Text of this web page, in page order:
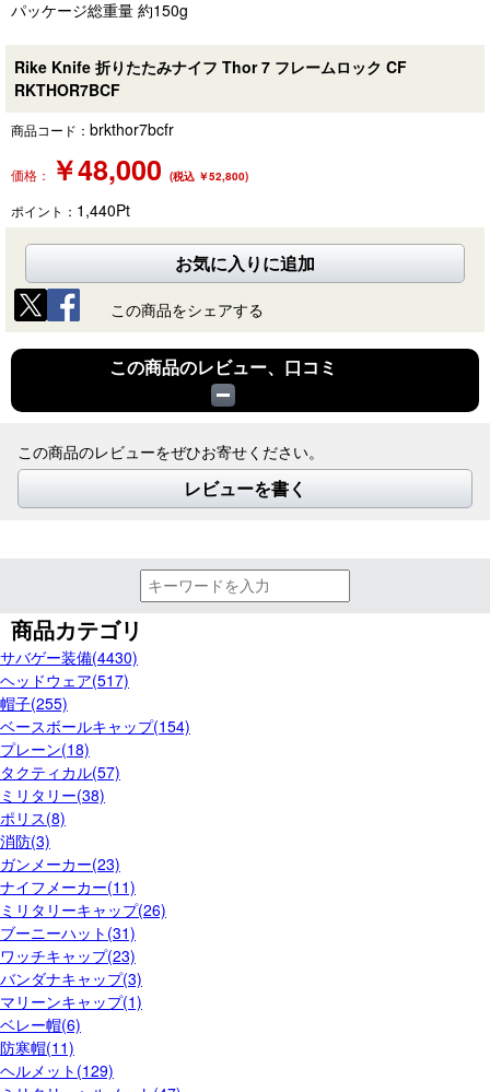
パッケージ総重量 約150g
Rike Knife 折りたたみナイフ Thor 7 フレームロック CF
RKTHOR7BCF
商品コード： brkthor7bcfr
価格： ￥48,000 (税込 ￥52,800)
ポイント： 1,440Pt
お気に入りに追加
この商品をシェアする
この商品のレビュー、口コミ
この商品のレビューをぜひお寄せください。
レビューを書く
商品カテゴリ
サバゲー装備(4430)
ヘッドウェア(517)
帽子(255)
ベースボールキャップ(154)
プレーン(18)
タクティカル(57)
ミリタリー(38)
ポリス(8)
消防(3)
ガンメーカー(23)
ナイフメーカー(11)
ミリタリーキャップ(26)
ブーニーハット(31)
ワッチキャップ(23)
バンダナキャップ(3)
マリーンキャップ(1)
ベレー帽(6)
防寒帽(11)
ヘルメット(129)